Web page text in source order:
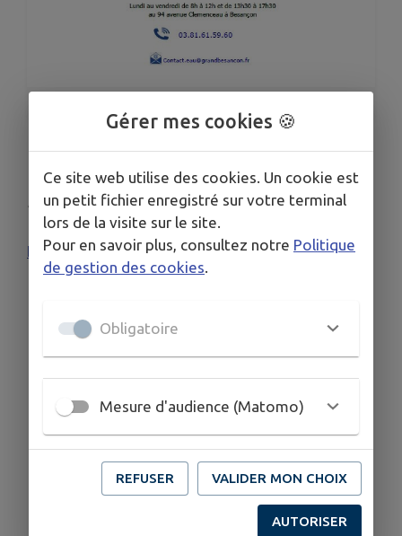
INFOS PRATIQUES
Publié le mercredi 03 juin 2026 - Devecey
Infos pratiques GBM
Gérer mes cookies 🍪
Ce site web utilise des cookies. Un cookie est
un petit fichier enregistré sur votre terminal
lors de la visite sur le site.
Pour en savoir plus, consultez notre Politique
de gestion des cookies
Obligatoire
Mesure d'audience (Matomo)
REFUSER VALIDER MON CHOIX
AUTORISER